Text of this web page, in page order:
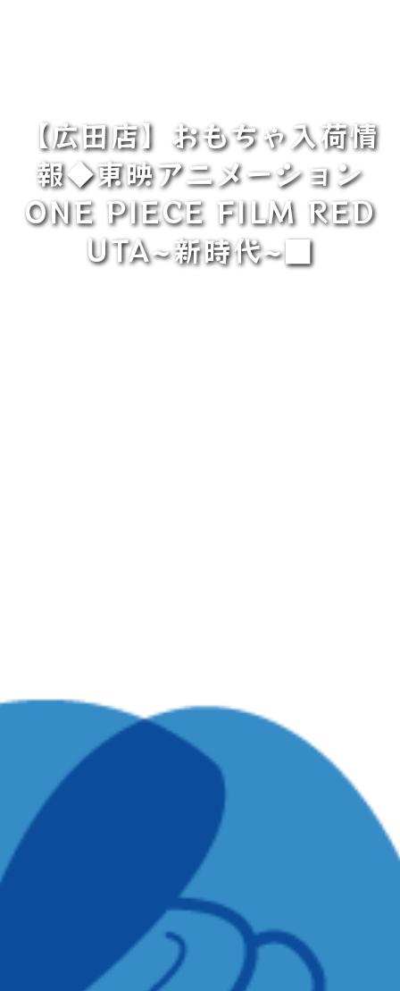
【広田店】おもちゃ入荷情
報◆東映アニメーション
ONE PIECE FILM RED
UTA~新時代~■